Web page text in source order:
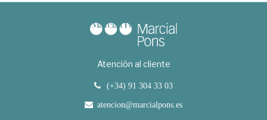
Atención al cliente
(+34) 91 304 33 03
atencion@marcialpons.es